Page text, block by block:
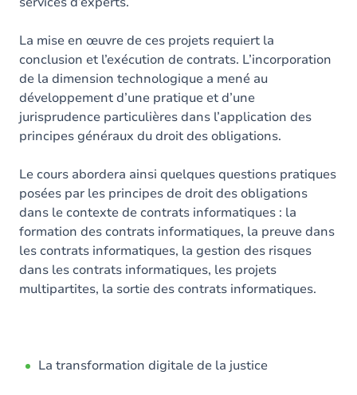
La mise en œuvre de ces projets requiert la
conclusion et l’exécution de contrats. L’incorporation
de la dimension technologique a mené au
développement d’une pratique et d’une
jurisprudence particulières dans l’application des
principes généraux du droit des obligations.
Le cours abordera ainsi quelques questions pratiques
posées par les principes de droit des obligations
dans le contexte de contrats informatiques : la
formation des contrats informatiques, la preuve dans
les contrats informatiques, la gestion des risques
dans les contrats informatiques, les projets
multipartites, la sortie des contrats informatiques.
La transformation digitale de la justice